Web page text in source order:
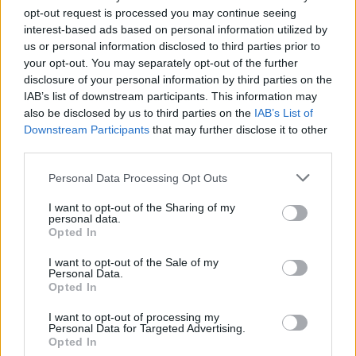
opt-out request is processed you may continue seeing
interest-based ads based on personal information utilized by
us or personal information disclosed to third parties prior to
your opt-out. You may separately opt-out of the further
disclosure of your personal information by third parties on the
IAB’s list of downstream participants. This information may
also be disclosed by us to third parties on the IAB’s List of
Downstream Participants that may further disclose it to other
Personal Data Processing Opt Outs
I want to opt-out of the Sharing of my
personal data.
Opted In
I want to opt-out of the Sale of my
Personal Data.
Opted In
I want to opt-out of processing my
Personal Data for Targeted Advertising.
Opted In
Shqipëria i përgjigjet
Zelenskyt për Kosovën:
Krahasimi me Ukrainën
është i gabuar
VIDEO/ Publikohet
momenti i arrestimit të
20-vjeçarit Kristjan Sterjo,
akuzohet për vrasjen e
Zjarri masiv në Malin e
Krujës vihet nën kontroll/
Mbrojtja: Aktualisht një
vatër aktive
Pasojat që la pas zjarri i
madh në Krujë, banorët
tmerrit: Flakët i kemi
mbajtur vetë nën kontroll,